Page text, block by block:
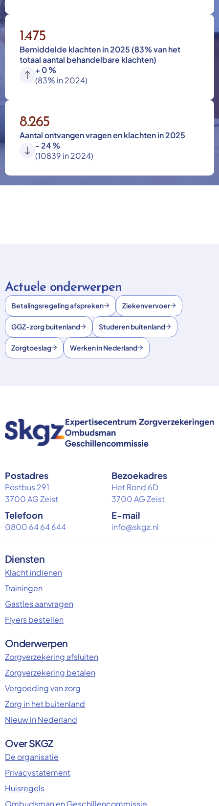
1.475
Bemiddelde klachten in 2025 (83% van het
totaal aantal behandelbare klachten)
+ 0 %
(83% in 2024)
8.265
Aantal ontvangen vragen en klachten in 2025
- 24 %
(10839 in 2024)
Actuele onderwerpen
Betalingsregeling afspreken Ziekenvervoer
GGZ-zorg buitenland Studeren buitenland
Zorgtoeslag Werken in Nederland
Postadres
Postbus 291
3700 AG Zeist
Bezoekadres
Het Rond 6D
3700 AG Zeist
Telefoon
0800 64 64 644
E-mail
info@skgz.nl
Diensten
Klacht indienen
Trainingen
Gastles aanvragen
Flyers bestellen
Onderwerpen
Zorgverzekering afsluiten
Zorgverzekering betalen
Vergoeding van zorg
Zorg in het buitenland
Nieuw in Nederland
Over SKGZ
De organisatie
Privacystatement
Huisregels
Ombudsman en Geschillencommissie